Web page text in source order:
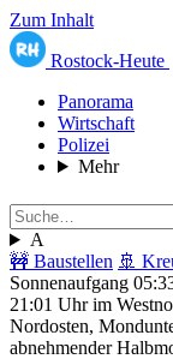
Zum Inhalt
Rostock-Heute
Panorama
Wirtschaft
Polizei
Mehr
A
🚧 Baustellen 🚢
Sonnenaufgang
21:01 Uhr im
Nordosten,
abnehmender